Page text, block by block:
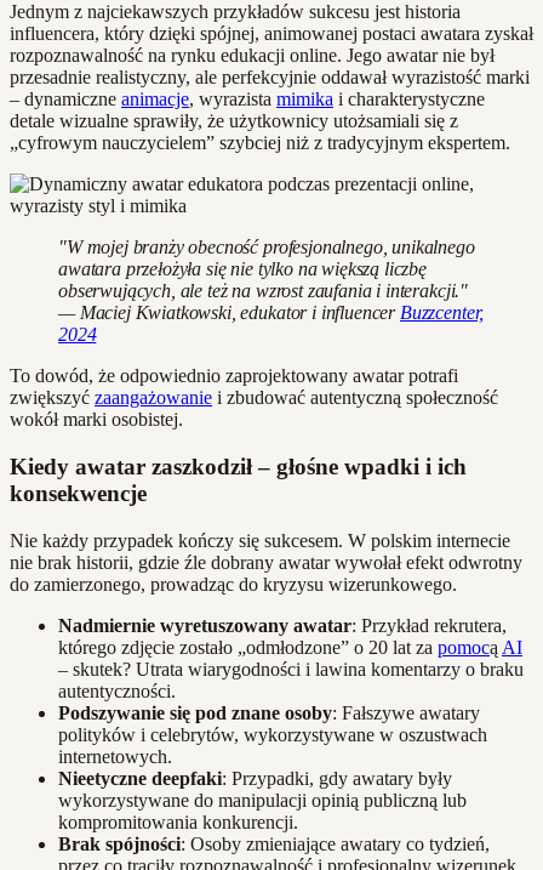
Jednym z najciekawszych przykładów sukcesu jest historia
influencera, który dzięki spójnej, animowanej postaci awatara zyskał
rozpoznawalność na rynku edukacji online. Jego awatar nie był
przesadnie realistyczny, ale perfekcyjnie oddawał wyrazistość marki
– dynamiczne animacje, wyrazista mimika i charakterystyczne
detale wizualne sprawiły, że użytkownicy utożsamiali się z
„cyfrowym nauczycielem” szybciej niż z tradycyjnym ekspertem.
"W mojej branży obecność profesjonalnego, unikalnego
awatara przełożyła się nie tylko na większą liczbę
obserwujących, ale też na wzrost zaufania i interakcji."
— Maciej Kwiatkowski, edukator i influencerBuzzcenter,
2024
To dowód, że odpowiednio zaprojektowany awatar potrafi
zwiększyć zaangażowanie i zbudować autentyczną społeczność
wokół marki osobistej.
Kiedy awatar zaszkodził – głośne wpadki i ich
konsekwencje
Nie każdy przypadek kończy się sukcesem. W polskim internecie
nie brak historii, gdzie źle dobrany awatar wywołał efekt odwrotny
do zamierzonego, prowadząc do kryzysu wizerunkowego.
Nadmiernie wyretuszowany awatar: Przykład rekrutera,
którego zdjęcie zostało „odmłodzone” o 20 lat za pomocą AI
– skutek? Utrata wiarygodności i lawina komentarzy o braku
autentyczności.
Podszywanie się pod znane osoby: Fałszywe awatary
polityków i celebrytów, wykorzystywane w oszustwach
internetowych.
Nieetyczne deepfaki: Przypadki, gdy awatary były
wykorzystywane do manipulacji opinią publiczną lub
kompromitowania konkurencji.
Brak spójności: Osoby zmieniające awatary co tydzień,
przez co traciły rozpoznawalność i profesjonalny wizerunek.